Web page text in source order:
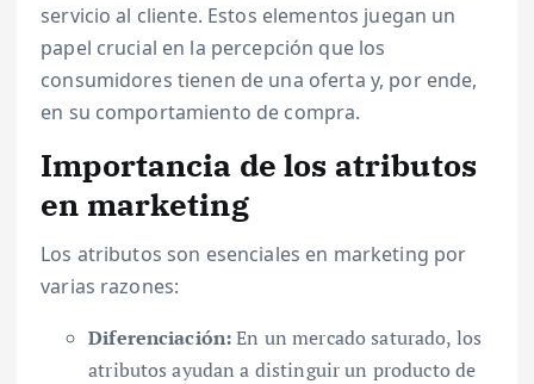
servicio al cliente. Estos elementos juegan un
papel crucial en la percepción que los
consumidores tienen de una oferta y, por ende,
en su comportamiento de compra.
Importancia de los atributos
en marketing
Los atributos son esenciales en marketing por
varias razones:
Diferenciación:En un mercado saturado, los
atributos ayudan a distinguir un producto de